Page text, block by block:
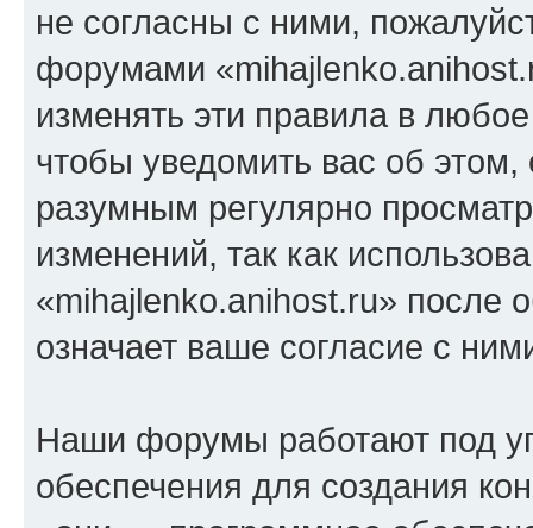
не согласны с ними,
форумами
изменять эти правила в
чтобы уведомить вас об
разумным регулярно
изменений, так как
«mihajlenko.anihost.ru» после
означает ваше согласие с
Наши форумы работают под
обеспечения для создания